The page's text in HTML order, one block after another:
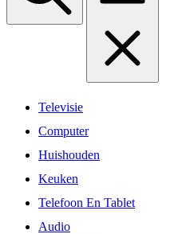
Televisie
Computer
Huishouden
Keuken
Telefoon En Tablet
Audio